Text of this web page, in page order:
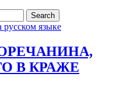
русском языке
В КРАЖЕ